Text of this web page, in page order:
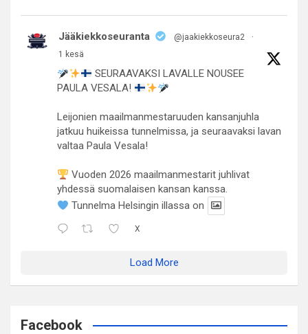
Jääkiekkoseuranta @jaakiekkoseura2
·
1 kesä
SEURAAVAKSI LAVALLE NOUSEE
PAULA VESALA!
Leijonien maailmanmestaruuden kansanjuhla
jatkuu huikeissa tunnelmissa, ja seuraavaksi lavan
valtaa Paula Vesala!
Vuoden 2026 maailmanmestarit juhlivat
yhdessä suomalaisen kansan kanssa.
Tunnelma Helsingin illassa on
X
Load More
Facebook